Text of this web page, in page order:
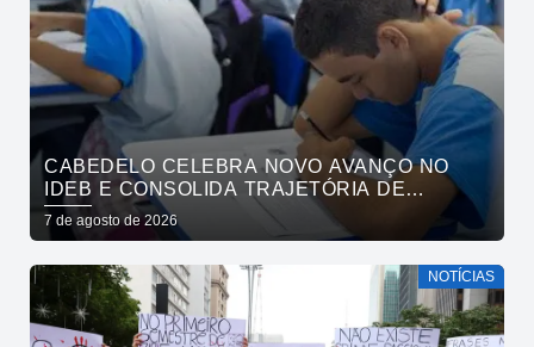
CABEDELO CELEBRA NOVO AVANÇO NO
IDEB E CONSOLIDA TRAJETÓRIA DE
CRESCIMENTO NA EDUCAÇÃO PÚBLICA
7 de agosto de 2026
NOTÍCIAS